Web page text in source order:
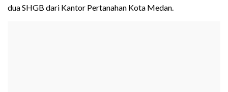
dua SHGB dari Kantor Pertanahan Kota Medan.